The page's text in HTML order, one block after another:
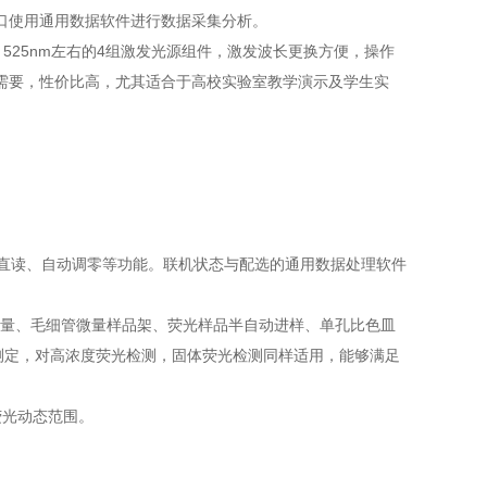
用通用数据软件进行数据采集分析。
左右的4组激发光源组件，激发波长更换方便，操作
，性价比高，尤其适合于高校实验室教学演示及学生实
、自动调零等功能。联机状态与配选的通用数据处理软件
毛细管微量样品架、荧光样品半自动进样、单孔比色皿
，对高浓度荧光检测，固体荧光检测同样适用，能够满足
动态范围。